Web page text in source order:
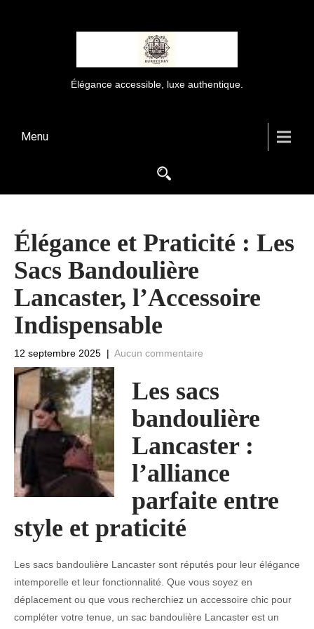
Élégance accessible, luxe authentique.
Menu
Élégance et Praticité : Les
Sacs Bandoulière
Lancaster, l’Accessoire
Indispensable
12 septembre 2025 | Aucun commentaire
Les sacs
bandoulière
Lancaster :
l’alliance
parfaite entre
style et praticité
Les sacs bandoulière Lancaster sont réputés pour leur élégance
intemporelle et leur fonctionnalité. Que vous soyez en
déplacement ou que vous recherchiez un accessoire chic pour
compléter votre tenue, un sac bandoulière Lancaster est un